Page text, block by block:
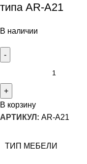
типа AR-A21
В наличии
В корзину
АРТИКУЛ: AR-A21
ТИП МЕБЕЛИ